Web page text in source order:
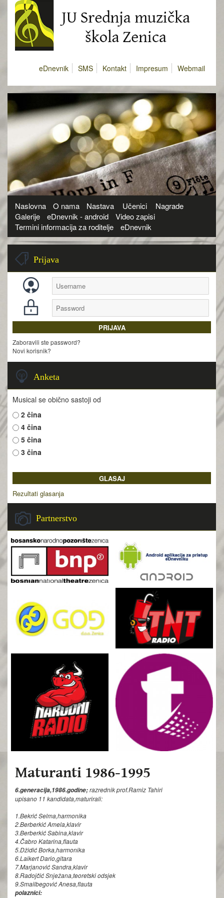
eDnevnik SMS Kontakt Impresum Webmail
Naslovna O nama Nastava Učenici
Nagrade
Galerije
eDnevnik - android
Video zapisi
Termini informacija za roditelje
eDnevnik
Prijava
Zaboravili ste password?
Novi korisnik?
Anketa
Musical se obično sastoji od
2 čina
4 čina
5 čina
3 čina
Rezultati glasanja
Partnerstvo
Maturanti 1986-1995
6.generacija,1986.godine;razrednik prof.Ramiz Tahiri
upisano 11 kandidata,maturirali:
1.Bekrić Selma,harmonika
2.Berberkić Amela,klavir
3.Berberkić Sabina,klavir
4.Čabro Katarina,flauta
5.Džidić Borka,harmonika
6.Laikert Dario,gitara
7.Marjanović Sandra,klavir
8.Radojčić Snježana,teoretski odsjek
9.Smailbegović Anesa,flauta
polaznici: